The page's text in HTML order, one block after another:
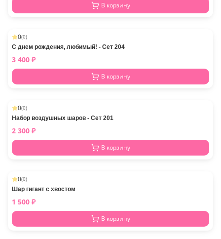
В корзину
0(0)
С днем рождения, любимый! - Сет 204
3 400 ₽
В корзину
0(0)
Набор воздушных шаров - Сет 201
2 300 ₽
В корзину
0(0)
Шар гигант с хвостом
1 500 ₽
В корзину